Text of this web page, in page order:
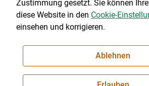
NEWSLETTER
Zustimmung gesetzt. Sie können
diese Website in den Cookie-
einsehen und korrigieren.
Ablehnen